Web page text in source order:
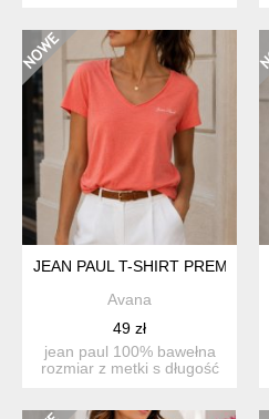
JEAN PAUL T-SHIRT PREMIUM
Avana
49 zł
jean paul 100% bawełna
rozmiar z metki s długość